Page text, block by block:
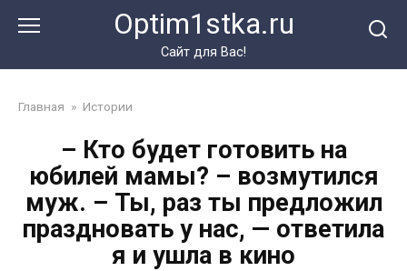
Optim1stka.ru
Сайт для Вас!
Главная » Истории
– Кто будет готовить на
юбилей мамы? – возмутился
муж. – Ты, раз ты предложил
праздновать у нас, — ответила
я и ушла в кино